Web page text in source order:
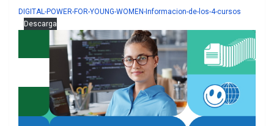
DIGITAL-POWER-FOR-YOUNG-WOMEN-Informacion-de-los-4-cursos
Descarga